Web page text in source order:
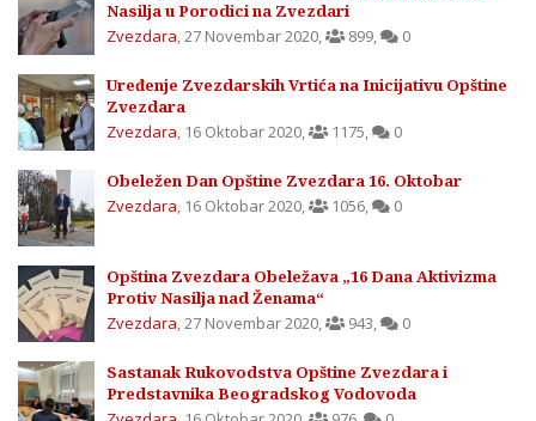
Nasilja u Porodici na Zvezdari
Zvezdara,27 Novembar 2020, 899, 0
Uređenje Zvezdarskih Vrtića na Inicijativu Opštine
Zvezdara
Zvezdara, 16 Oktobar 2020, 1175, 0
Obeležen Dan Opštine Zvezdara 16. Oktobar
Zvezdara, 16 Oktobar 2020, 1056, 0
Opština Zvezdara Obeležava „16 Dana Aktivizma
Protiv Nasilja nad Ženama“
Zvezdara,27 Novembar 2020, 943, 0
Sastanak Rukovodstva Opštine Zvezdara i
Predstavnika Beogradskog Vodovoda